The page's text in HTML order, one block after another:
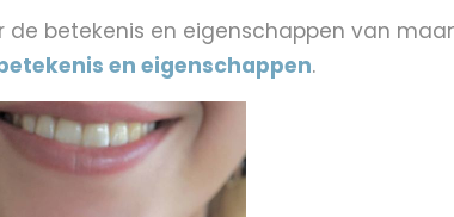
de betekenis en eigenschappen van
en eigenschappen.